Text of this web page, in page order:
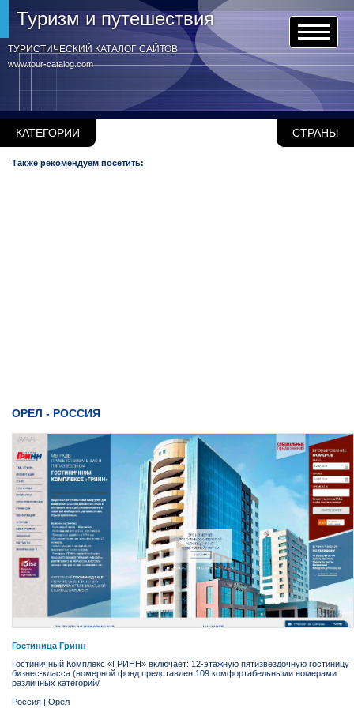
www.tour-catalog.com
Туризм и путешествия
ТУРИСТИЧЕСКИЙ КАТАЛОГ САЙТОВ
КАТЕГОРИИ СТРАНЫ
Также рекомендуем посетить:
ОРЕЛ - РОССИЯ
Гостиница Гринн
Гостиничный Комплекс «ГРИНН» включает: 12-этажную пятизвездочную гостиницу
бизнес-класса (номерной фонд представлен 109 комфортабельными номерами
различных категорий/
Россия | Орел